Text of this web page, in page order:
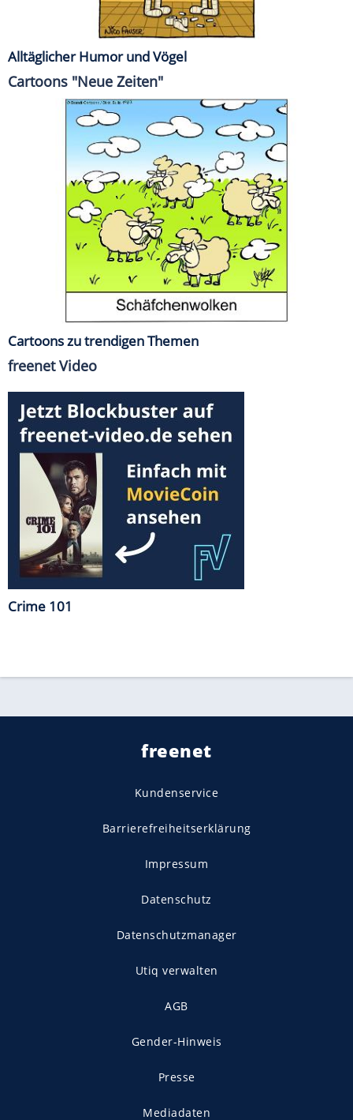
Alltäglicher Humor und Vögel
Cartoons "Neue Zeiten"
Cartoons zu trendigen Themen
freenet Video
Crime 101
freenet
Kundenservice
Barrierefreiheitserklärung
Impressum
Datenschutz
Datenschutzmanager
Utiq verwalten
AGB
Gender-Hinweis
Presse
Mediadaten